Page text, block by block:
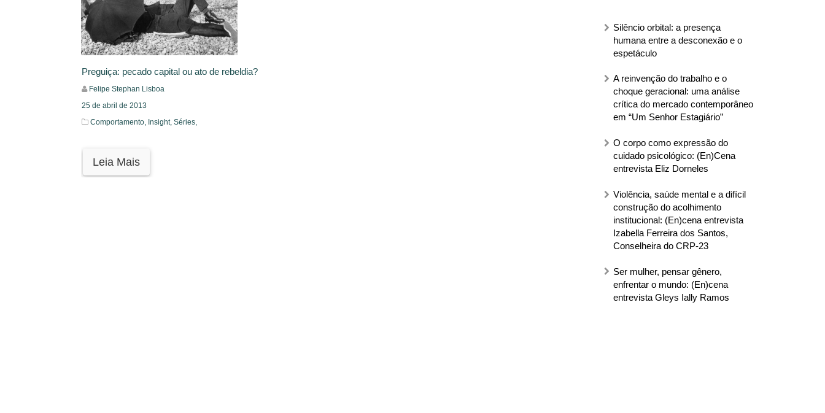
Silêncio orbital: a presença
humana entre a desconexão e o
espetáculo
A reinvenção do trabalho e o
choque geracional: uma análise
crítica do mercado contemporâneo
em “Um Senhor Estagiário”
O corpo como expressão do
cuidado psicológico: (En)Cena
entrevista Eliz Dorneles
Violência, saúde mental e a difícil
construção do acolhimento
institucional: (En)cena entrevista
Izabella Ferreira dos Santos,
Conselheira do CRP-23
Ser mulher, pensar gênero,
enfrentar o mundo: (En)cena
entrevista Gleys Ially Ramos
Preguiça: pecado capital ou ato de rebeldia?
Felipe Stephan Lisboa
25 de abril de 2013
Comportamento, Insight, Séries,
Leia Mais